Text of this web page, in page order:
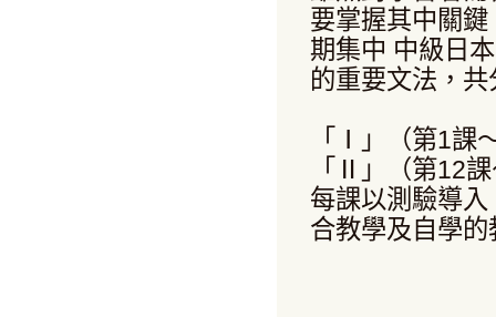
要掌握其中關
期集中 中級日
的重要文法，
「Ⅰ」（第1課
「Ⅱ」（第12
每課以測驗導
合教學及自學的